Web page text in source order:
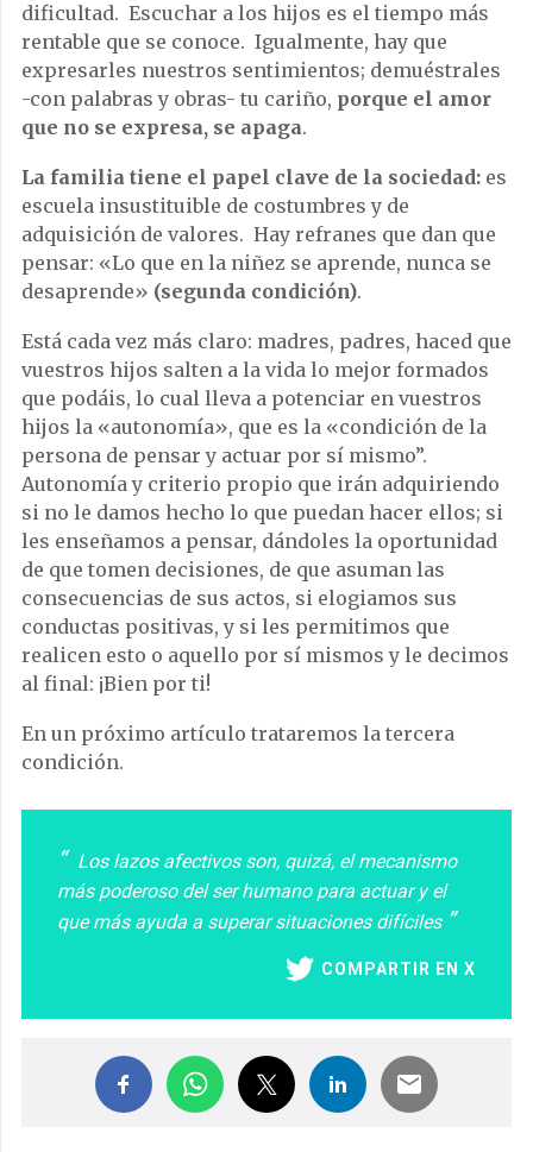
dificultad. Escuchar a los hijos es el tiempo más
rentable que se conoce. Igualmente, hay que
expresarles nuestros sentimientos; demuéstrales
-con palabras y obras- tu cariño, porque el amor
que no se expresa, se apaga.
La familia tiene el papel clave de la sociedad: es
escuela insustituible de costumbres y de
adquisición de valores. Hay refranes que dan que
pensar: «Lo que en la niñez se aprende, nunca se
desaprende» (segunda condición).
Está cada vez más claro: madres, padres, haced que
vuestros hijos salten a la vida lo mejor formados
que podáis, lo cual lleva a potenciar en vuestros
hijos la «autonomía», que es la «condición de la
persona de pensar y actuar por sí mismo”.
Autonomía y criterio propio que irán adquiriendo
si no le damos hecho lo que puedan hacer ellos; si
les enseñamos a pensar, dándoles la oportunidad
de que tomen decisiones, de que asuman las
consecuencias de sus actos, si elogiamos sus
conductas positivas, y si les permitimos que
realicen esto o aquello por sí mismos y le decimos
al final: ¡Bien por ti!
En un próximo artículo trataremos la tercera
condición.
Los lazos afectivos son, quizá, el mecanismo
más poderoso del ser humano para actuar y el
que más ayuda a superar situaciones difíciles
COMPARTIR EN X